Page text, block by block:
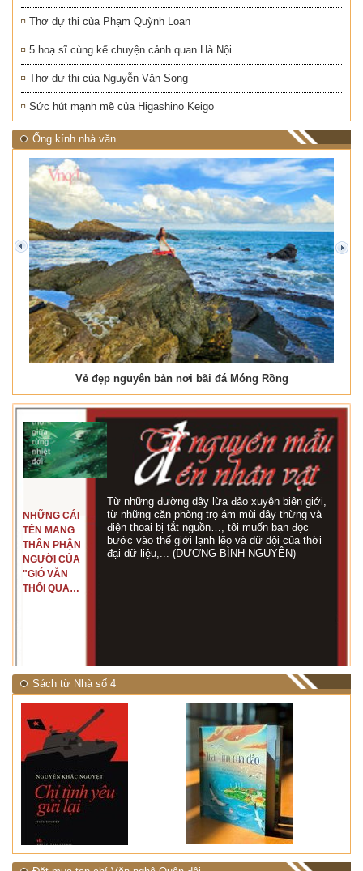
Thơ dự thi của Phạm Quỳnh Loan
5 hoạ sĩ cùng kể chuyện cảnh quan Hà Nội
Thơ dự thi của Nguyễn Văn Song
Sức hút mạnh mẽ của Higashino Keigo
Ống kính nhà văn
Vẻ đẹp nguyên bản nơi bãi đá Móng Rồng
prev next
NHỮNG CÁI
TÊN MANG
THÂN PHẬN
NGƯỜI CỦA
"GIÓ VẪN
THỔI QUA
Từ những đường dây lừa đảo xuyên biên giới,
từ những căn phòng trọ ám mùi dây thừng và
điện thoại bị tắt nguồn…, tôi muốn bạn đọc
bước vào thế giới lạnh lẽo và dữ dội của thời
đại dữ liệu,... (DƯƠNG BÌNH NGUYÊN)
Sách từ Nhà số 4